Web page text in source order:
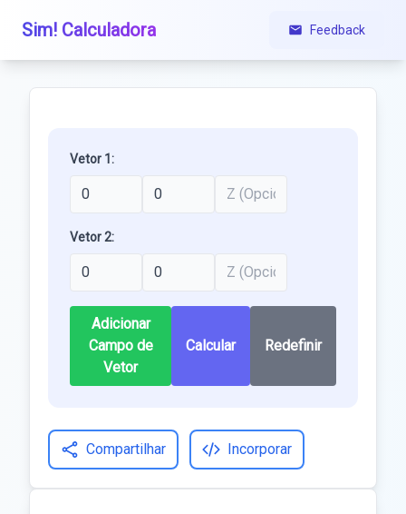
Sim! Calculadora Feedback
Vetor 1:
Vetor 2:
Adicionar
Campo de
Vetor
Calcular Redefinir
Compartilhar Incorporar